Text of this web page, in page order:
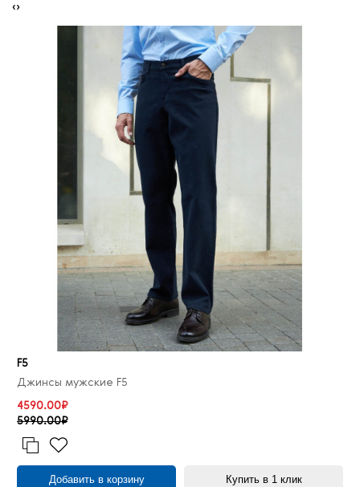
‹›
F5
Джинсы мужские F5
4590.00₽
5990.00₽
Добавить в корзину Купить в 1 клик